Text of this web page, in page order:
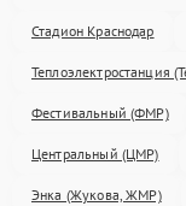
Стадион Краснодар
Теплоэлектростанция
Фестивальный (ФМР)
Центральный (ЦМР)
Энка (Жукова, ЖМР)